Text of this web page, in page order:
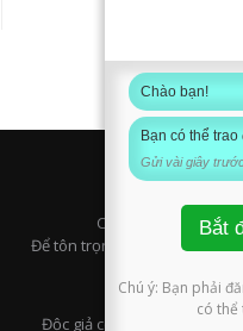
Copyright © 2016
Để tôn trọng quyền tác giả,
Độc giả có hình ảnh, clip,
Chào bạn!
Bạn có thể
Gửi vài giây
Bắt
Chú ý: Bạn phải
có thể